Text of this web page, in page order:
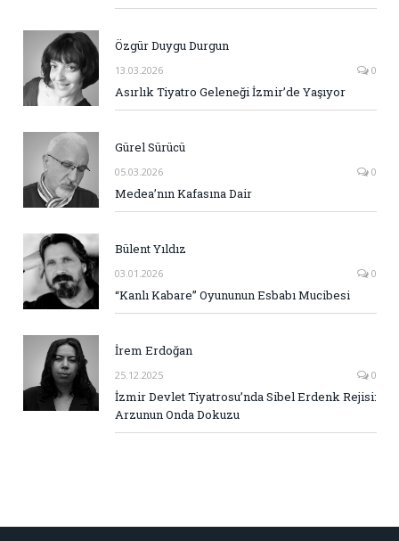
Özgür Duygu Durgun
13.03.2026 0
Asırlık Tiyatro Geleneği İzmir’de Yaşıyor
Gürel Sürücü
05.03.2026 0
Medea’nın Kafasına Dair
Bülent Yıldız
03.01.2026 0
“Kanlı Kabare” Oyununun Esbabı Mucibesi
İrem Erdoğan
25.12.2025 0
İzmir Devlet Tiyatrosu’nda Sibel Erdenk Rejisi:
Arzunun Onda Dokuzu